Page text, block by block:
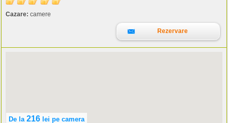
Cazare: camere
Rezervare
De la 216 lei pe camera